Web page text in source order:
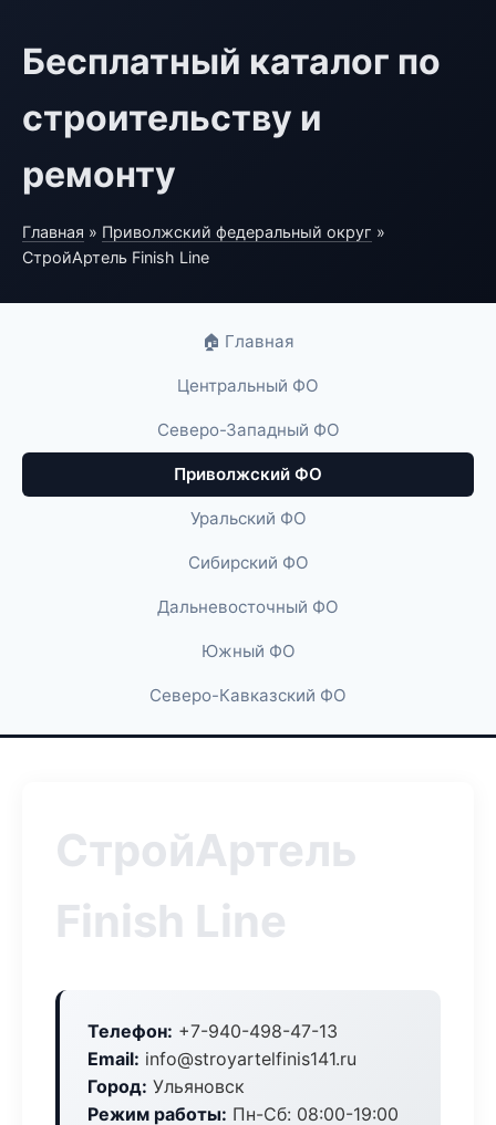
Бесплатный каталог по
строительству и
ремонту
Главная » Приволжский федеральный округ »
СтройАртель Finish Line
🏠 Главная
Центральный ФО
Северо-Западный ФО
Приволжский ФО
Уральский ФО
Сибирский ФО
Дальневосточный ФО
Южный ФО
Северо-Кавказский ФО
СтройАртель
Finish Line
Телефон: +7-940-498-47-13
Email: info@stroyartelfinis141.ru
Город: Ульяновск
Режим работы: Пн-Сб: 08:00-19:00